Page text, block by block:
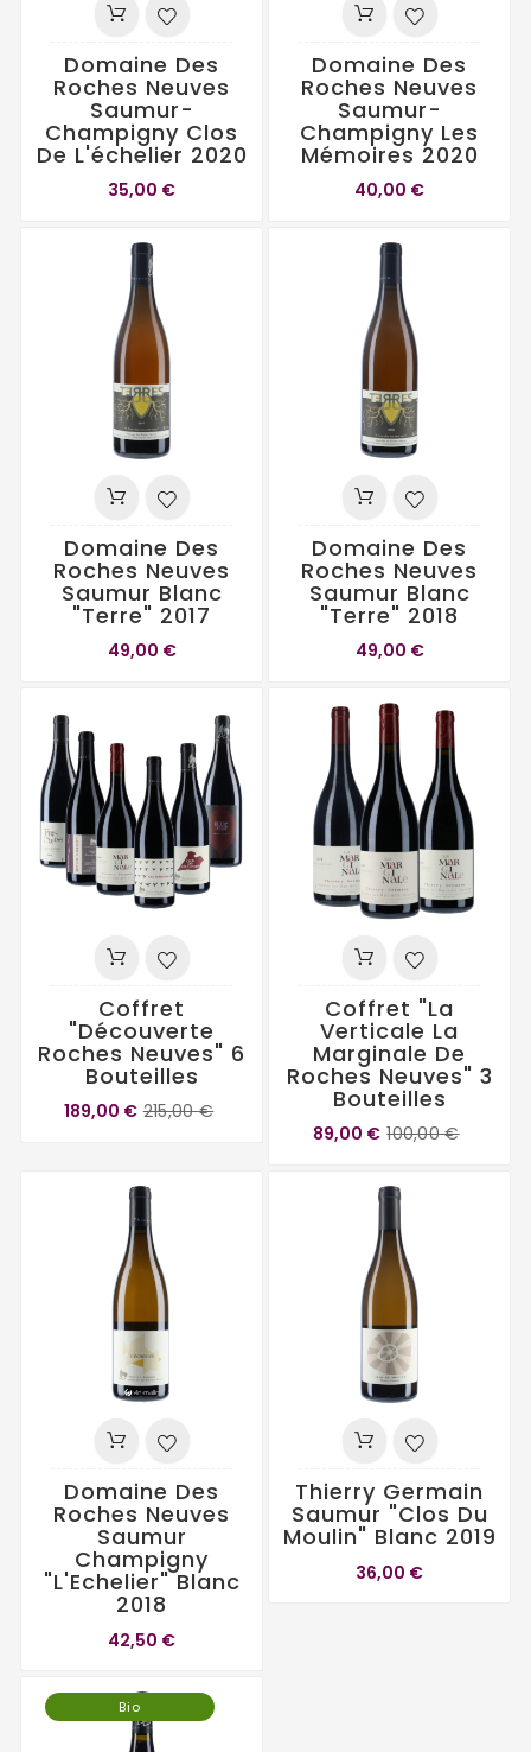
Domaine Des
Roches Neuves
Saumur-
Champigny Clos
De L'échelier 2020
35,00 €
Domaine Des
Roches Neuves
Saumur-
Champigny Les
Mémoires 2020
40,00 €
Domaine Des
Roches Neuves
Saumur Blanc
"Terre" 2017
49,00 €
Domaine Des
Roches Neuves
Saumur Blanc
"Terre" 2018
49,00 €
Coffret
"Découverte
Roches Neuves" 6
Bouteilles
189,00 € 215,00 €
Coffret "La
Verticale La
Marginale De
Roches Neuves" 3
Bouteilles
89,00 € 100,00 €
Domaine Des
Roches Neuves
Saumur
Champigny
"L'Echelier" Blanc
2018
42,50 €
Thierry Germain
Saumur "Clos Du
Moulin" Blanc 2019
36,00 €
Bio